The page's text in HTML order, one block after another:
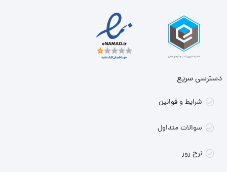
دسترسی سریع
شرایط و قوانین
سوالات متداول
نرخ روز